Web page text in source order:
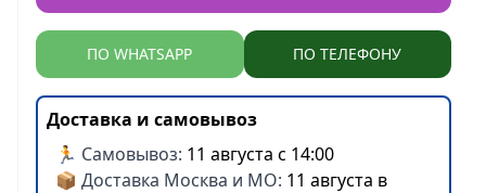
ПО WHATSAPP ПО ТЕЛЕФОНУ
Доставка и самовывоз
🏃 Самовывоз: 11 августа с 14:00
📦 Доставка Москва и МО: 11 августа в